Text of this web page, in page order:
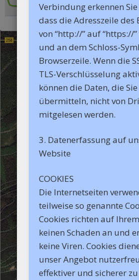
Verbindung erkennen
dass die Adresszeile des
von “http://” auf “https://
und an dem Schloss-
Browserzeile. Wenn die
TLS-Verschlüsselung
können die Daten, die
übermitteln, nicht von
mitgelesen werden.
3. Datenerfassung auf
Website
COOKIES
Die Internetseiten
teilweise so genannte
Cookies richten auf
keinen Schaden an und
keine Viren. Cookies
unser Angebot
effektiver und sicherer